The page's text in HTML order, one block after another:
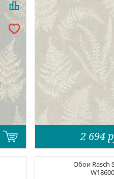
2 694
Обои Rasch